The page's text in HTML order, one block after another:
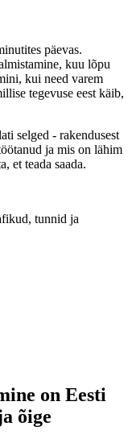
päevas.
kuu lõpu
kui need varem
tegevuse eest käib,
selged - rakendusest
ja mis on lähim
et teada saada.
tunnid ja
on Eesti
õige